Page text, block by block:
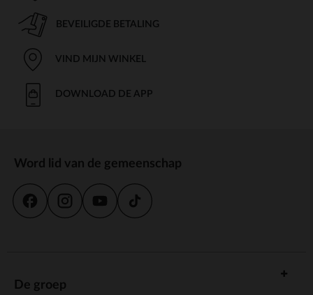
BEVEILIGDE BETALING
VIND MIJN WINKEL
DOWNLOAD DE APP
Word lid van de gemeenschap
De groep